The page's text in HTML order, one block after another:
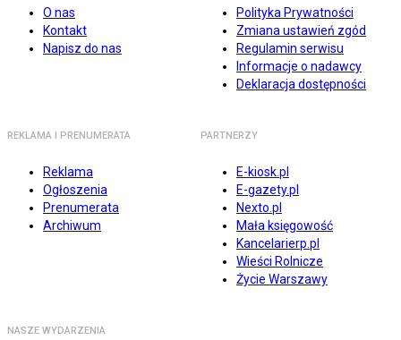
O nas
Kontakt
Napisz do nas
Polityka Prywatności
Zmiana ustawień zgód
Regulamin serwisu
Informacje o nadawcy
Deklaracja dostępności
REKLAMA I PRENUMERATA
Reklama
Ogłoszenia
Prenumerata
Archiwum
PARTNERZY
E-kiosk.pl
E-gazety.pl
Nexto.pl
Mała księgowość
Kancelarierp.pl
Wieści Rolnicze
Życie Warszawy
NASZE WYDARZENIA